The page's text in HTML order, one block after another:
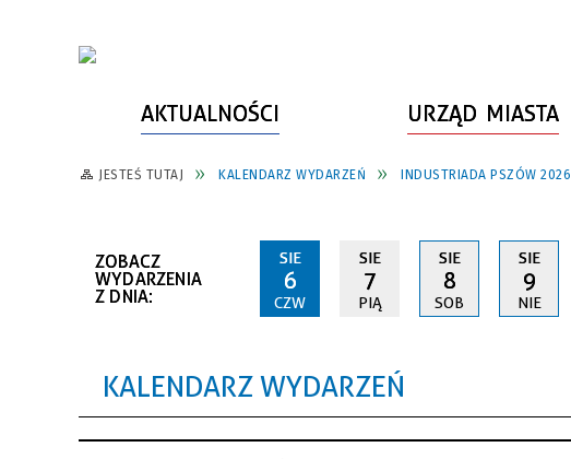
AKTUALNOŚCI URZĄD MIASTA
WŁADZE MIASTA
URZĄD STANU CYWILNEGO
STRATEGIE, PLANY, PROGRAMY
FUNDUSZE ZEWNĘTRZNE
INFORMACJE O MIEŚCIE
PARTNERZY, NGO
JEDNOSTKI MIEJSKIE
INWESTYCJE MIEJSKIE
POWIATOWY LIDER
SPORT
SZLAKI TURYSTYCZNE
ZAŁATW SPRAWĘ
BEZPIECZEŃSTWO
ZWIERZĘTA W GMINIE
INFORMATOR
KOMUNIKACJA I TRANSPORT
JESTEŚ TUTAJ KALENDARZ WYDARZEŃ INDUSTRIADA PSZÓW 2026
ZOBACZ
WYDARZENIA
Z DNIA:
SIE
6
CZW
SIE
7
PIĄ
SIE
8
SOB
SIE
9
NIE
KALENDARZ WYDARZEŃ